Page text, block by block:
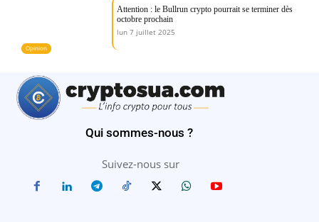
Opinion
Attention : le Bullrun crypto pourrait se terminer dès
octobre prochain
lun 7 juillet 2025
Qui sommes-nous ?
Suivez-nous sur